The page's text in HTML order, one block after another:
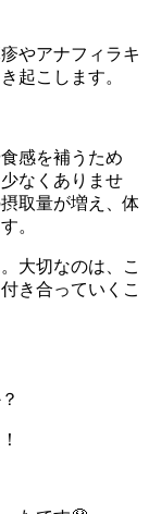
やアナフィラキ
起こします。
感を補うため
なくありませ
取量が増え、体
。
大切なのは、こ
き合っていくこ